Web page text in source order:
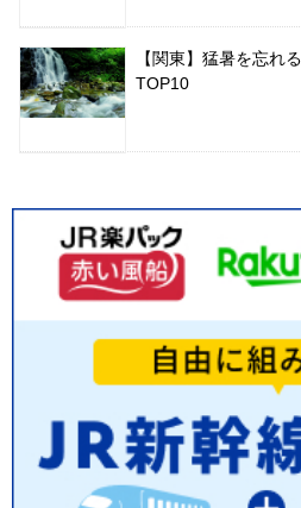
【関東】猛暑を忘れ
TOP10